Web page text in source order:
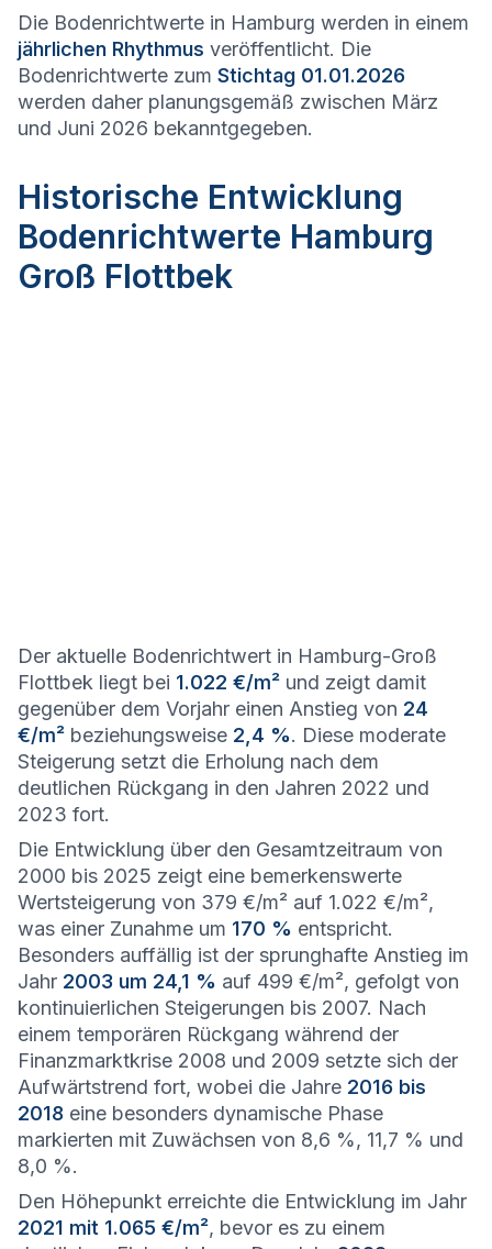
Die Bodenrichtwerte in Hamburg werden in einem
jährlichen Rhythmus veröffentlicht. Die
Bodenrichtwerte zum Stichtag 01.01.2026
werden daher planungsgemäß zwischen März
und Juni 2026 bekanntgegeben.
Historische Entwicklung
Bodenrichtwerte Hamburg
Groß Flottbek
Der aktuelle Bodenrichtwert in Hamburg-Groß
Flottbek liegt bei 1.022 €/m² und zeigt damit
gegenüber dem Vorjahr einen Anstieg von 24
€/m² beziehungsweise 2,4 %. Diese moderate
Steigerung setzt die Erholung nach dem
deutlichen Rückgang in den Jahren 2022 und
2023 fort.
Die Entwicklung über den Gesamtzeitraum von
2000 bis 2025 zeigt eine bemerkenswerte
Wertsteigerung von 379 €/m² auf 1.022 €/m²,
was einer Zunahme um 170 % entspricht.
Besonders auffällig ist der sprunghafte Anstieg im
Jahr 2003 um 24,1 % auf 499 €/m², gefolgt von
kontinuierlichen Steigerungen bis 2007. Nach
einem temporären Rückgang während der
Finanzmarktkrise 2008 und 2009 setzte sich der
Aufwärtstrend fort, wobei die Jahre 2016 bis
2018 eine besonders dynamische Phase
markierten mit Zuwächsen von 8,6 %, 11,7 % und
8,0 %.
Den Höhepunkt erreichte die Entwicklung im Jahr
2021 mit 1.065 €/m², bevor es zu einem